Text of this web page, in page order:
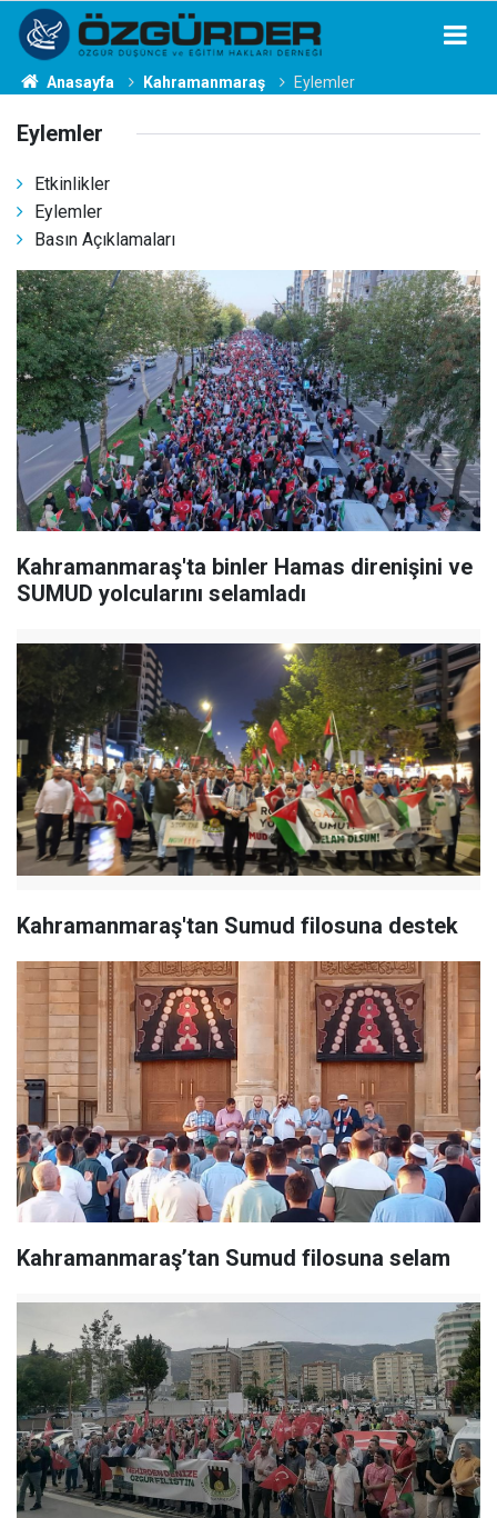
Anasayfa Kahramanmaraş Eylemler
Eylemler
Etkinlikler
Eylemler
Basın Açıklamaları
Kahramanmaraş'ta binler Hamas direnişini ve
SUMUD yolcularını selamladı
Kahramanmaraş'tan Sumud filosuna destek
Kahramanmaraş’tan Sumud filosuna selam